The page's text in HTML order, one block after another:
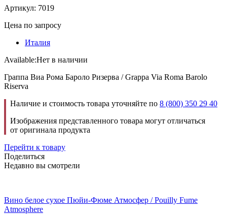
Артикул: 7019
Цена по запросу
Италия
Available:Нет в наличии
Граппа Виа Рома Бароло Ризерва / Grappa Via Roma Barolo
Riserva
Наличие и стоимость товара уточняйте по 8 (800) 350 29 40
Изображения представленного товара могут отличаться
от оригинала продукта
Перейти к товару
Поделиться
Недавно вы смотрели
Вино белое сухое Пюйи-Фюме Атмосфер / Pouilly Fume
Atmosphere